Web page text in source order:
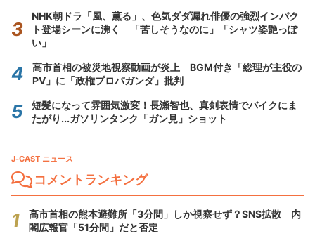
NHK朝ドラ「風、薫る」、色気ダダ漏れ俳優の強烈インパク
ト登場シーンに沸く 「苦しそうなのに」「シャツ姿艶っぽ
い」
高市首相の被災地視察動画が炎上 BGM付き「総理が主役の
PV」に「政権プロパガンダ」批判
短髪になって雰囲気激変！長瀬智也、真剣表情でバイクにま
たがり...ガソリンタンク「ガン見」ショット
J-CAST ニュース
コメントランキング
高市首相の熊本避難所「3分間」しか視察せず？SNS拡散 内
閣広報官「51分間」だと否定